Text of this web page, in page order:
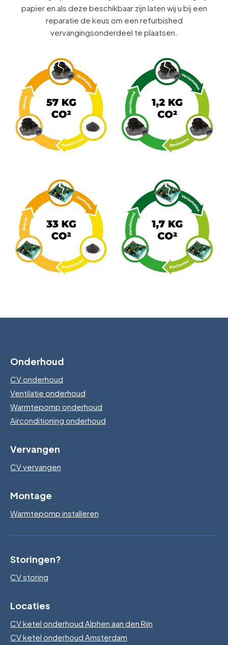
papier en als deze beschikbaar zijn laten wij u bij een
reparatie de keus om een refurbished
vervangingsonderdeel te plaatsen.
Onderhoud
CV onderhoud
Ventilatie onderhoud
Warmtepomp onderhoud
Airconditioning onderhoud
Vervangen
CV vervangen
Montage
Warmtepomp installeren
Storingen?
CV storing
Locaties
CV ketel onderhoud Alphen aan den Rijn
CV ketel onderhoud Amsterdam